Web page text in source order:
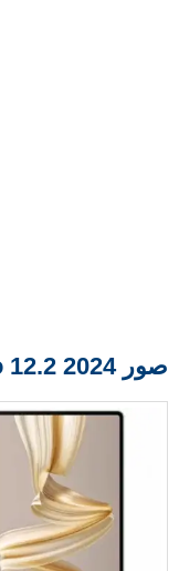
صور Huawei MatePad Pro 12.2 2024